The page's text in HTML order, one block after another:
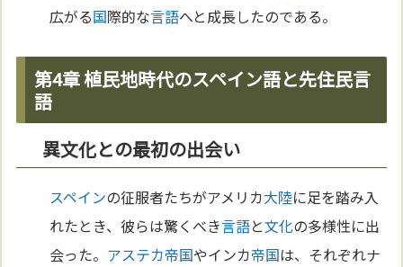
広がる国際的な言語へと成長したのである。
第4章 植民地時代のスペイン語と先住民言
語
異文化との最初の出会い
スペインの征服者たちがアメリカ大陸に足を踏み入
れたとき、彼らは驚くべき言語と文化の多様性に出
会った。 アステカ帝国やインカ帝国は、それぞれナ